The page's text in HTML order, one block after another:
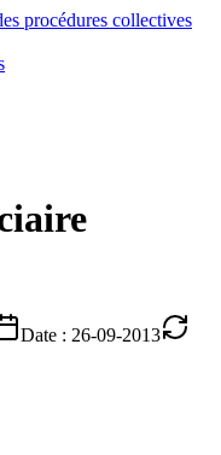
procédures collectives
Date : 26-09-2013